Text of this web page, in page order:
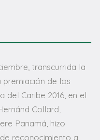
transcurrida la
premiación de los
del Caribe 2016, en el
Collard,
Panamá, hizo
reconocimiento a